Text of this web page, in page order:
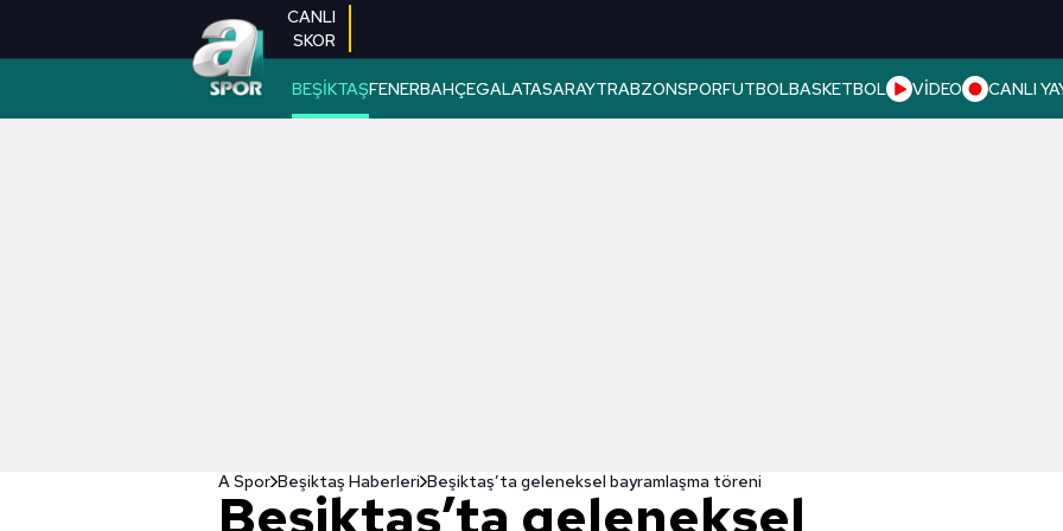
CANLI
SKOR
BEŞİKTAŞFENERBAHÇEGALATASARAYTRABZONSPORFUTBOLBASKETBOL VİDEO CANLI
A Spor Beşiktaş Haberleri Beşiktaş’ta geleneksel bayramlaşma töreni
Beşiktaş’ta geleneksel